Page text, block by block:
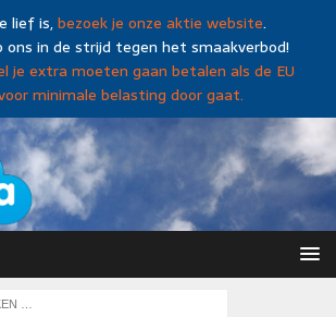
lief is,bezoek je onze aktie website.
ons in de strijd tegen het smaakverbod!
je extra moeten gaan betalen als de EU
minimale belasting door gaat.